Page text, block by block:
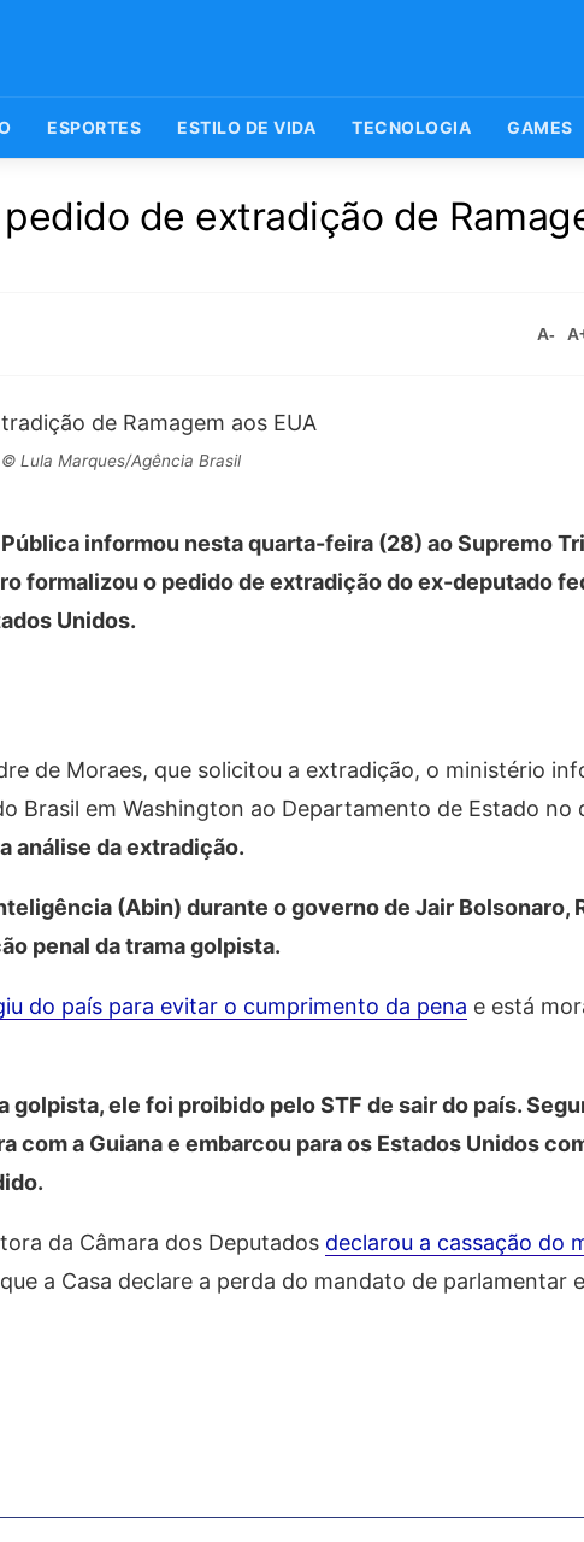
ESPORTES ESTILO DE VIDA TECNOLOGIA GAMES
de extradição de
A-
© Lula Marques/Agência Brasil
informou nesta quarta-feira (28) ao Supremo
formalizou o pedido de extradição do ex-deputado
Unidos.
de Moraes, que solicitou a extradição, o ministério
Brasil em Washington ao Departamento de Estado no
análise da extradição.
(Abin) durante o governo de Jair Bolsonaro,
penal da trama golpista.
do país para evitar o cumprimento da pena e está
golpista, ele foi proibido pelo STF de sair do país.
com a Guiana e embarcou para os Estados Unidos
da Câmara dos Deputados declarou a cassação do
a Casa declare a perda do mandato de parlamentar